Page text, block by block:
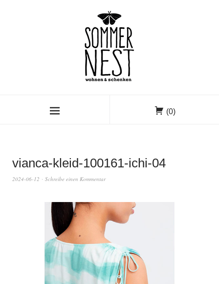
(0)
vianca-kleid-100161-ichi-04
2024-06-12 Schreibe einen Kommentar